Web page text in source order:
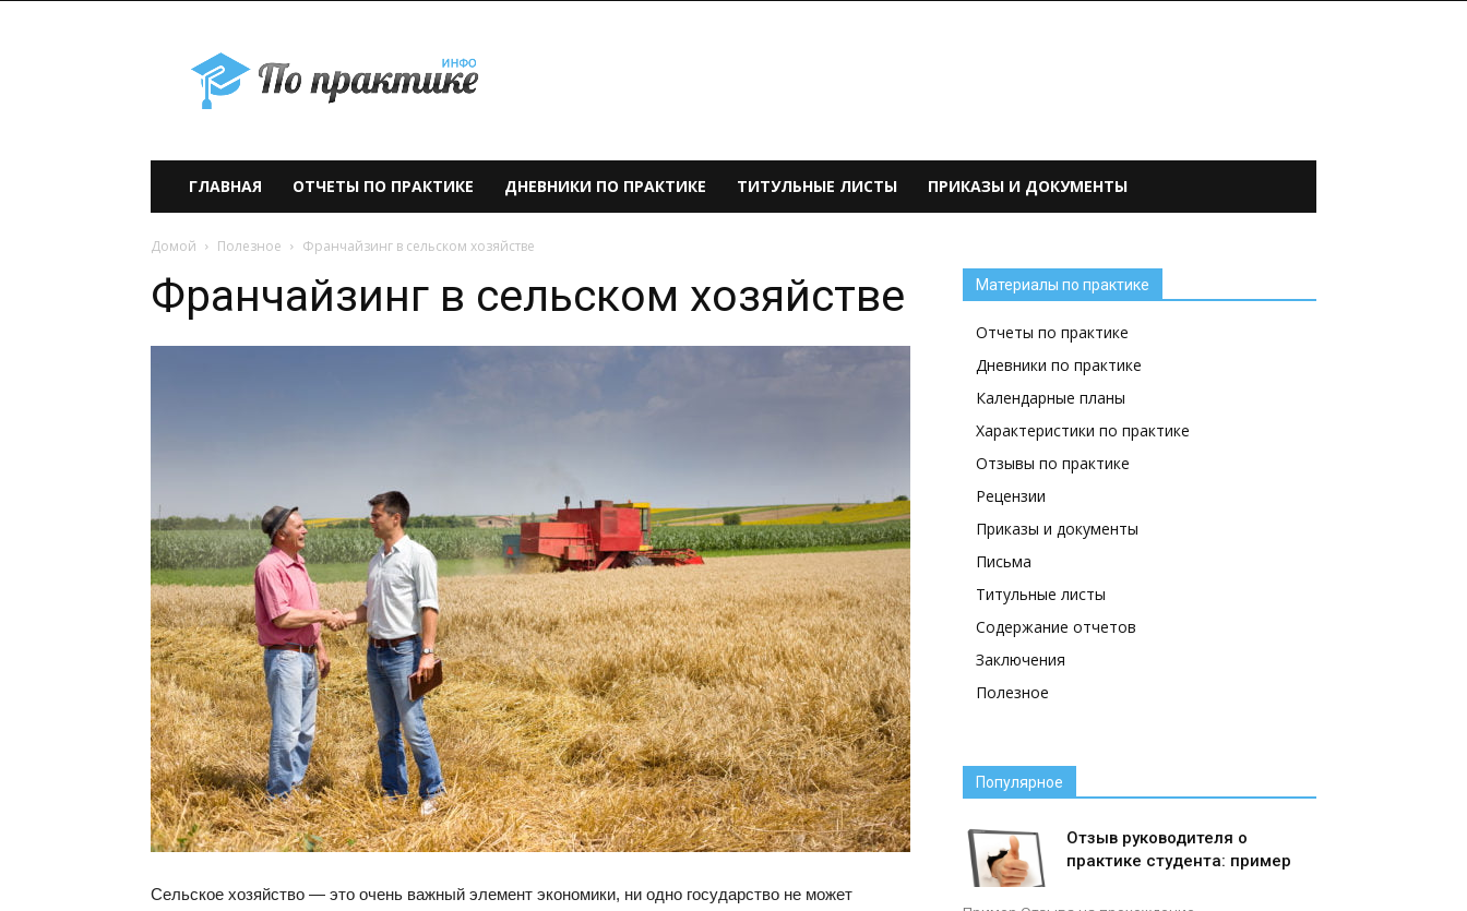
практике» —
учебно-
образовательный
ГЛАВНАЯ ОТЧЕТЫ ПО ПРАКТИКЕ ДНЕВНИКИ ПО ПРАКТИКЕ ТИТУЛЬНЫЕ ЛИСТЫ ПРИКАЗЫ И ДОКУМЕНТЫ
Домой Полезное Франчайзинг в сельском хозяйстве
Франчайзинг в сельском хозяйстве
Сельское хозяйство — это очень важный элемент экономики, ни одно государство не может
Материалы по практике
Отчеты по практике
Дневники по практике
Календарные планы
Характеристики по практике
Отзывы по практике
Рецензии
Приказы и документы
Письма
Титульные листы
Содержание отчетов
Заключения
Полезное
Популярное
Отзыв руководителя о
практике студента: пример